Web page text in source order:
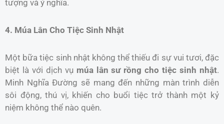
tượng và ý nghĩa.
4. Múa Lân Cho Tiệc Sinh Nhật
Một bữa tiệc sinh nhật không thể thiếu đi sự vui tươi, đặc
biệt là với dịch vụ múa lân sư rồng cho tiệc sinh nhật.
Minh Nghĩa Đường sẽ mang đến những màn trình diễn
sôi động, thú vị, khiến cho buổi tiệc trở thành một kỷ
niệm không thể nào quên.